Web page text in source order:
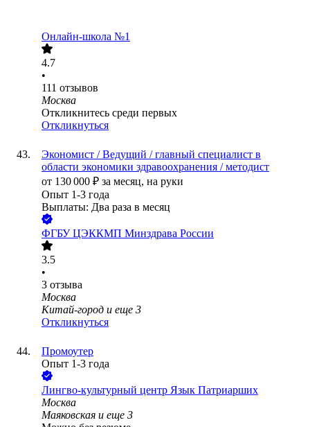
Онлайн-школа №1
4.7
•
111 отзывов
Москва
Откликнитесь среди первых
Откликнуться
Экономист / Ведущий / главный специалист в
области экономики здравоохранения / методист
от 130 000 ₽ за месяц, на руки
Опыт 1-3 года
Выплаты: Два раза в месяц
ФГБУ ЦЭККМП Минздрава России
3.5
•
3 отзыва
Москва
Китай-город и еще 3
Откликнуться
Промоутер
Опыт 1-3 года
Лингво-культурный центр Язык Патриарших
Москва
Маяковская и еще 3